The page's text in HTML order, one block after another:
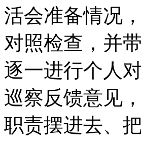
活会准备情况
对照检查，并
逐一进行个人
巡察反馈意见
职责摆进去、